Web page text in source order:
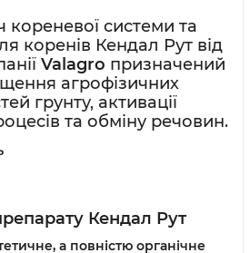
кореневої системи та
коренів Кендал Рут від
Valagro призначений
агрофізичних
грунту, активації
та обміну речовин.
Кендал Рут
а повністю органічне